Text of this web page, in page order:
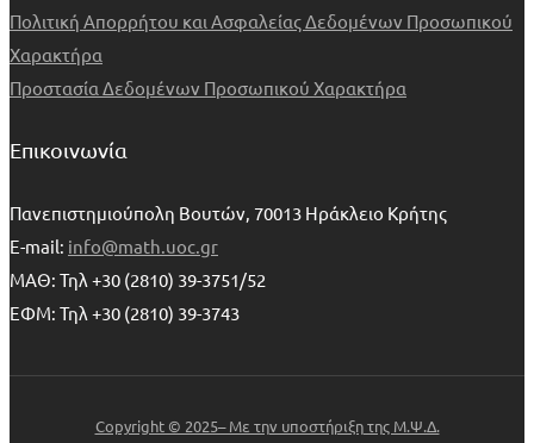
Πολιτική Απορρήτου και Ασφαλείας Δεδομένων Προσωπικού
Χαρακτήρα
Προστασία Δεδομένων Προσωπικού Χαρακτήρα
Επικοινωνία
Πανεπιστημιούπολη Βουτών, 70013 Ηράκλειο Κρήτης
E-mail: info@math.uoc.gr
ΜΑΘ: Τηλ +30 (2810) 39-3751/52
ΕΦΜ: Τηλ +30 (2810) 39-3743
Copyright © 2025– Με την υποστήριξη της Μ.Ψ.Δ.